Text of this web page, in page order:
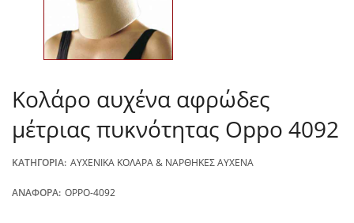
Κολάρο αυχένα αφρώδες
μέτριας πυκνότητας Oppo 4092
ΚΑΤΗΓΟΡΊΑ: ΑΥΧΕΝΙΚΆ ΚΟΛΆΡΑ & ΝΆΡΘΗΚΕΣ ΑΥΧΈΝΑ
ΑΝΑΦΟΡΆ: OPPO-4092